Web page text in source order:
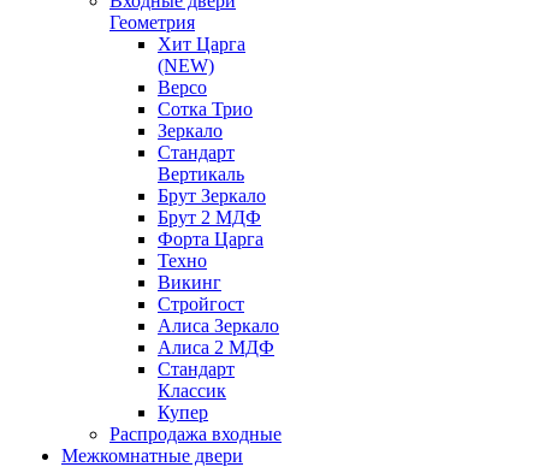
Геометрия
Хит Царга
(NEW)
Версо
Сотка Трио
Зеркало
Стандарт
Вертикаль
Брут Зеркало
Брут 2 МДФ
Форта Царга
Техно
Викинг
Стройгост
Алиса Зеркало
Алиса 2 МДФ
Стандарт
Классик
Купер
Распродажа входные
Межкомнатные двери